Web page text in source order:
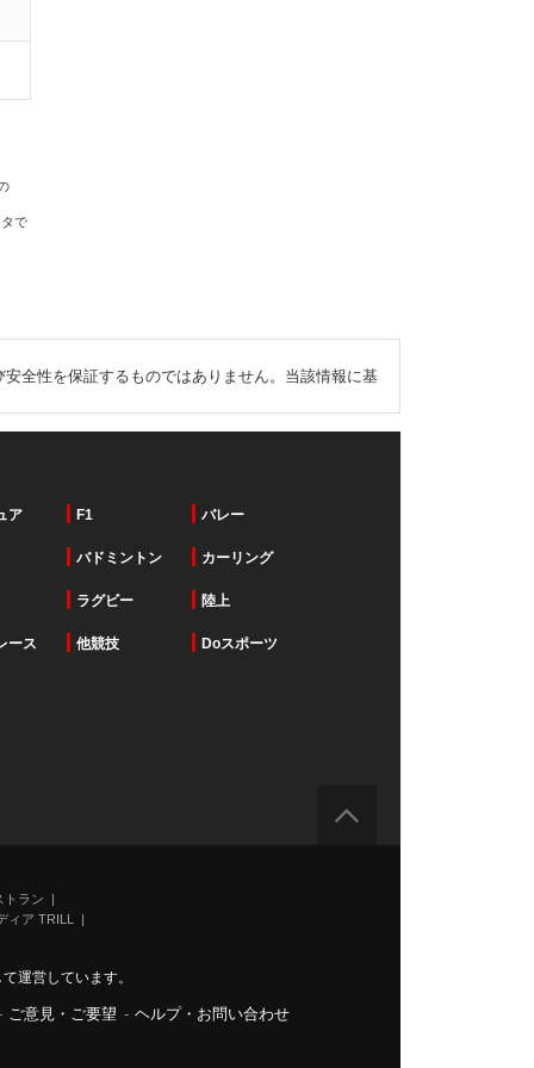
で
全性を保証するものではありません。当該情報に基
ア F1 バレー
バドミントン カーリング
ラグビー 陸上
ース 他競技 Doスポーツ
ラン
ィア TRILL
運営しています。
ご意見・ご要望 - ヘルプ・お問い合わせ